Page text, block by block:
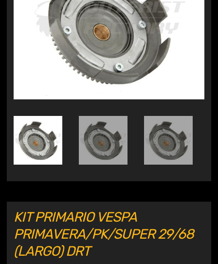
KIT PRIMARIO VESPA
PRIMAVERA/PK/SUPER 29/68
(LARGO) DRT